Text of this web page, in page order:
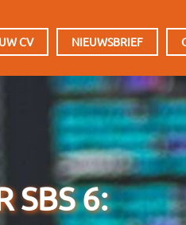
CV NIEUWSBRIEF
SBS 6: